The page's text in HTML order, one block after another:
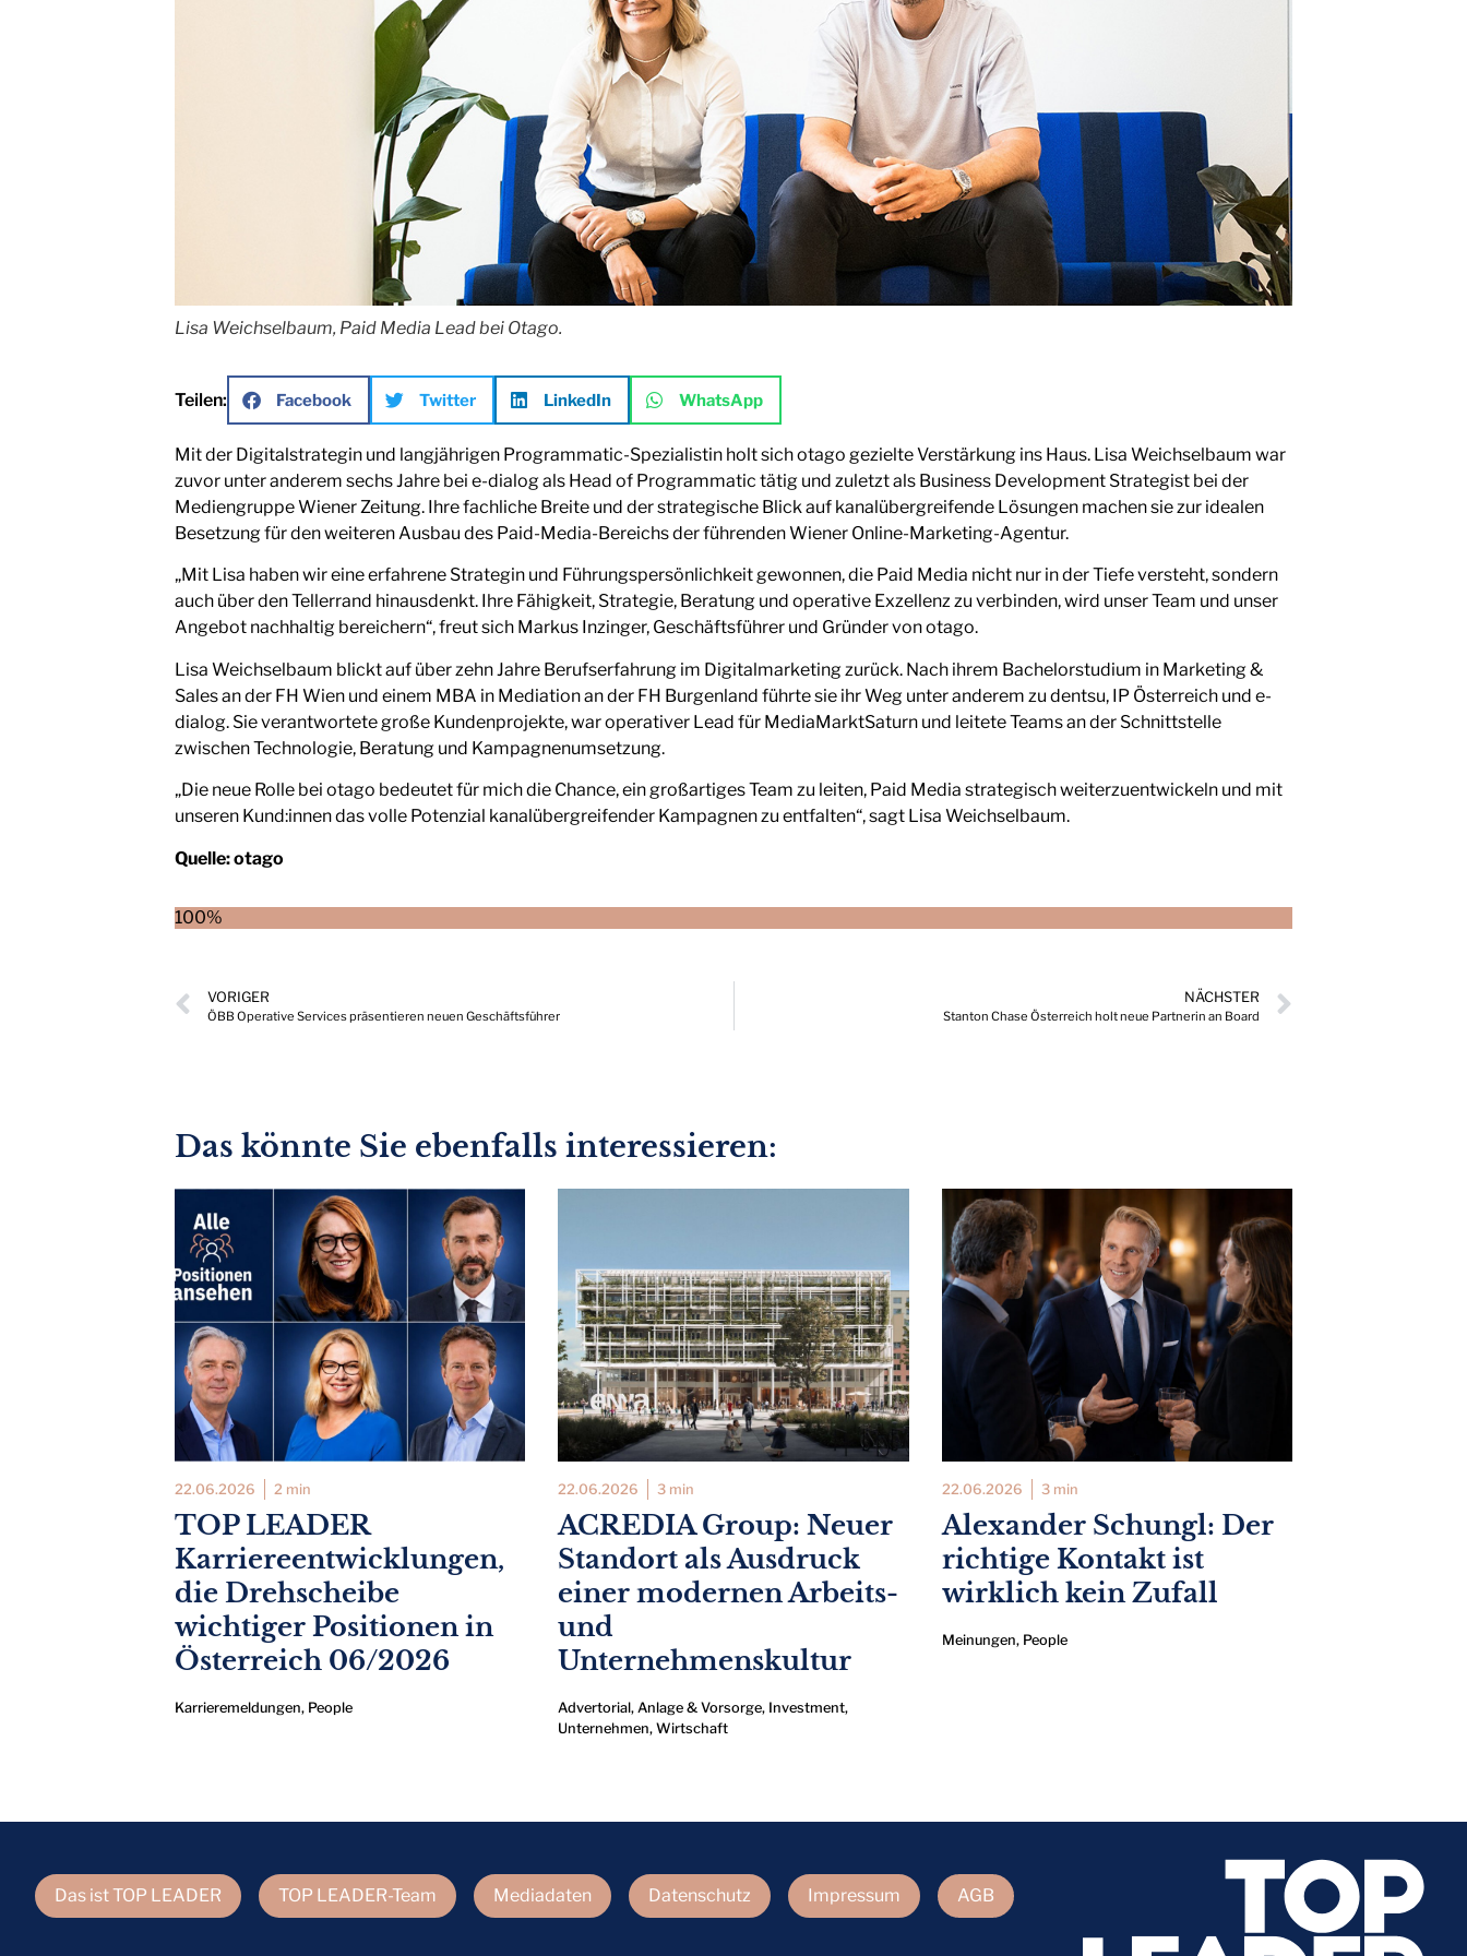
Lisa Weichselbaum, Paid Media Lead bei Otago.
Teilen: Facebook Twitter LinkedIn WhatsApp
Mit der Digitalstrategin und langjährigen Programmatic-Spezialistin holt sich otago gezielte Verstärkung ins Haus. Lisa Weichselbaum war
zuvor unter anderem sechs Jahre bei e-dialog als Head of Programmatic tätig und zuletzt als Business Development Strategist bei der
Mediengruppe Wiener Zeitung. Ihre fachliche Breite und der strategische Blick auf kanalübergreifende Lösungen machen sie zur idealen
Besetzung für den weiteren Ausbau des Paid-Media-Bereichs der führenden Wiener Online-Marketing-Agentur.
„Mit Lisa haben wir eine erfahrene Strategin und Führungspersönlichkeit gewonnen, die Paid Media nicht nur in der Tiefe versteht, sondern
auch über den Tellerrand hinausdenkt. Ihre Fähigkeit, Strategie, Beratung und operative Exzellenz zu verbinden, wird unser Team und unser
Angebot nachhaltig bereichern“, freut sich Markus Inzinger, Geschäftsführer und Gründer von otago.
Lisa Weichselbaum blickt auf über zehn Jahre Berufserfahrung im Digitalmarketing zurück. Nach ihrem Bachelorstudium in Marketing &
Sales an der FH Wien und einem MBA in Mediation an der FH Burgenland führte sie ihr Weg unter anderem zu dentsu, IP Österreich und e-
dialog. Sie verantwortete große Kundenprojekte, war operativer Lead für MediaMarktSaturn und leitete Teams an der Schnittstelle
zwischen Technologie, Beratung und Kampagnenumsetzung.
„Die neue Rolle bei otago bedeutet für mich die Chance, ein großartiges Team zu leiten, Paid Media strategisch weiterzuentwickeln und mit
unseren Kund:innen das volle Potenzial kanalübergreifender Kampagnen zu entfalten“, sagt Lisa Weichselbaum.
Quelle:otago
100%
VORIGER
ÖBB Operative Services präsentieren neuen Geschäftsführer
NÄCHSTER
Stanton Chase Österreich holt neue Partnerin an Board
Das könnte Sie ebenfalls interessieren:
22.06.2026 2 min
TOP LEADER
Karriereentwicklungen,
die Drehscheibe
wichtiger Positionen in
Österreich 06/2026
Karrieremeldungen, People
22.06.2026 3 min
ACREDIA Group: Neuer
Standort als Ausdruck
einer modernen Arbeits-
und
Unternehmenskultur
Advertorial, Anlage & Vorsorge, Investment,
Unternehmen,Wirtschaft
22.06.2026 3 min
Alexander Schungl: Der
richtige Kontakt ist
wirklich kein Zufall
Meinungen, People
Das ist TOP LEADER TOP LEADER-Team Mediadaten Datenschutz Impressum AGB